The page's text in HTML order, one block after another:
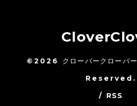
©2026 クローバークローバー
Reserved.
/ RSS